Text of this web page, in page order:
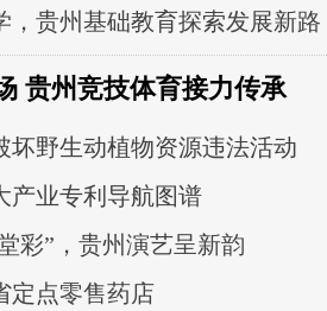
，贵州基础教育探索发展新路
贵州竞技体育接力传承
坏野生动植物资源违法活动
产业专利导航图谱
彩”，贵州演艺呈新韵
定点零售药店